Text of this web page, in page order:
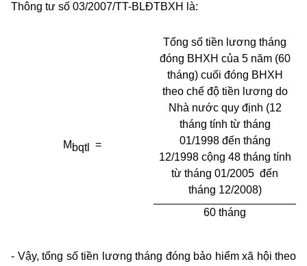
Thông tư số 03/2007/TT-BLĐTBXH là:
M bqtl =
Tổng số tiền lương tháng
đóng BHXH của 5 năm (60
tháng) cuối đóng BHXH
theo chế độ tiền lương do
Nhà nước quy định (12
tháng tính từ tháng
01/1998 đến tháng
12/1998 cộng 48 tháng tính
từ tháng 01/2005 đến
tháng 12/2008)
60 tháng
- Vậy, tổng số tiền lương tháng đóng bảo hiểm xã hội theo